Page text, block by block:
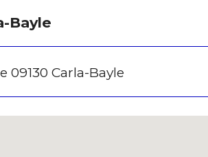
* Champ obligatoire
Bayle
09130 Carla-Bayle